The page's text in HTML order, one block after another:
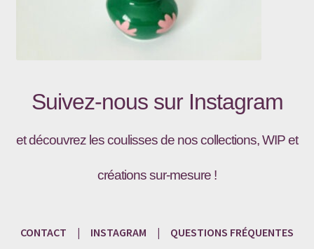
Suivez-nous sur Instagram
et découvrez les coulisses de nos collections, WIP et
créations sur-mesure !
CONTACT | INSTAGRAM | QUESTIONS FRÉQUENTES